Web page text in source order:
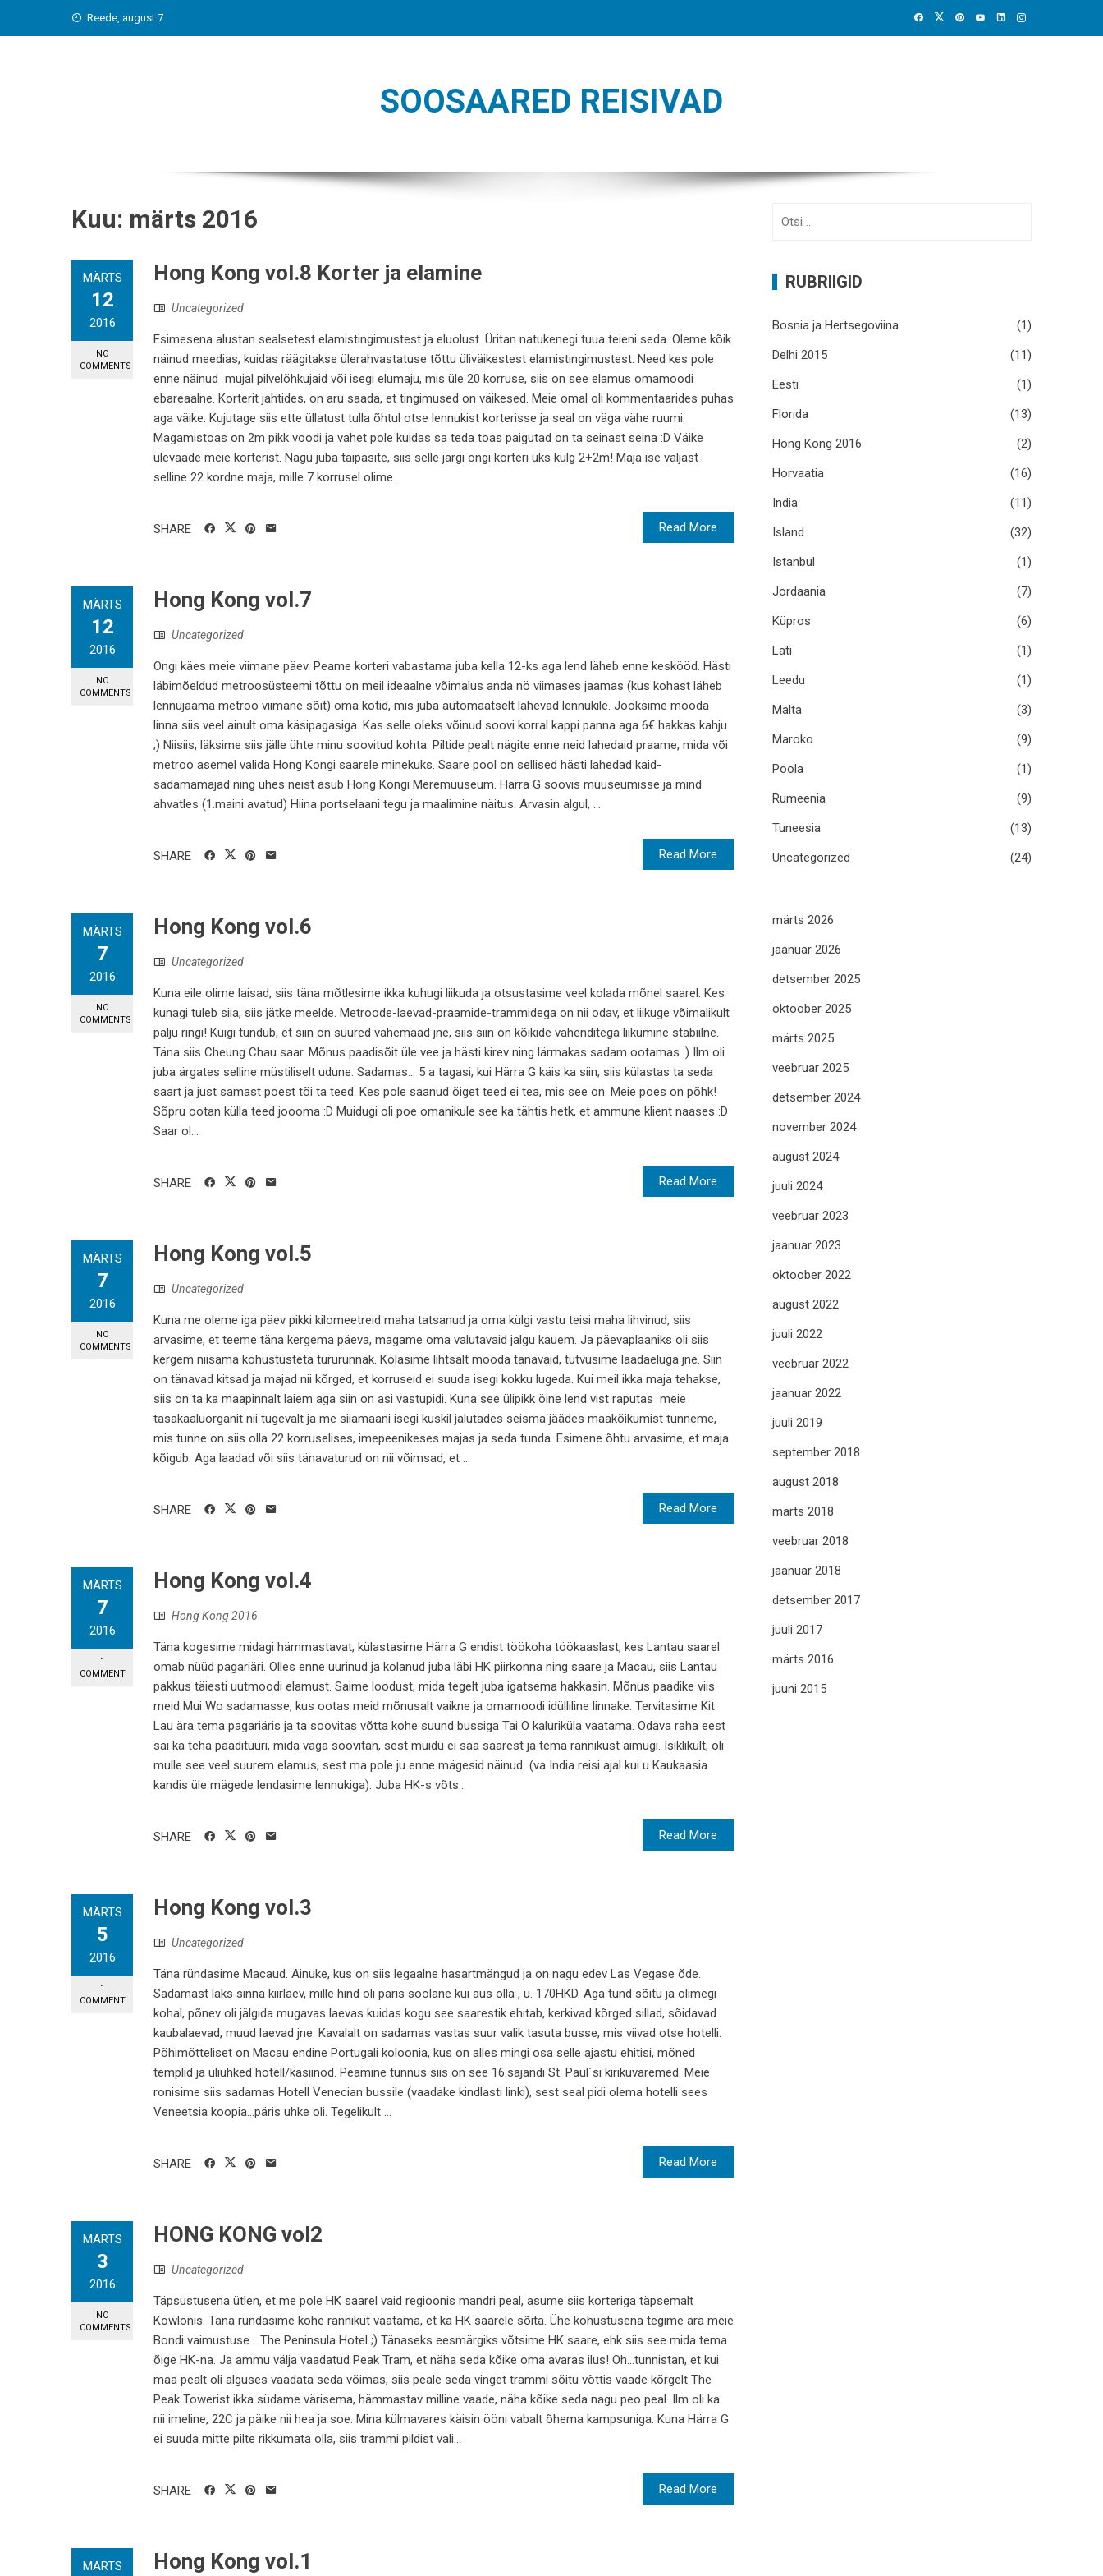
Reede, august 7
SOOSAARED REISIVAD
Kuu: märts 2016
MÄRTS
12
2016
NO
COMMENTS
Hong Kong vol.8 Korter ja elamine
Uncategorized
Esimesena alustan sealsetest elamistingimustest ja eluolust. Üritan natukenegi tuua teieni seda. Oleme kõik
näinud meedias, kuidas räägitakse ülerahvastatuse tõttu üliväikestest elamistingimustest. Need kes pole
enne näinud mujal pilvelõhkujaid või isegi elumaju, mis üle 20 korruse, siis on see elamus omamoodi
ebareaalne. Korterit jahtides, on aru saada, et tingimused on väikesed. Meie omal oli kommentaarides puhas
aga väike. Kujutage siis ette üllatust tulla õhtul otse lennukist korterisse ja seal on väga vähe ruumi.
Magamistoas on 2m pikk voodi ja vahet pole kuidas sa teda toas paigutad on ta seinast seina :D Väike
ülevaade meie korterist. Nagu juba taipasite, siis selle järgi ongi korteri üks külg 2+2m! Maja ise väljast
selline 22 kordne maja, mille 7 korrusel olime...
Read More
SHARE
MÄRTS
12
2016
NO
COMMENTS
Hong Kong vol.7
Uncategorized
Ongi käes meie viimane päev. Peame korteri vabastama juba kella 12-ks aga lend läheb enne keskööd. Hästi
läbimõeldud metroosüsteemi tõttu on meil ideaalne võimalus anda nö viimases jaamas (kus kohast läheb
lennujaama metroo viimane sõit) oma kotid, mis juba automaatselt lähevad lennukile. Jooksime mööda
linna siis veel ainult oma käsipagasiga. Kas selle oleks võinud soovi korral kappi panna aga 6€ hakkas kahju
;) Niisiis, läksime siis jälle ühte minu soovitud kohta. Piltide pealt nägite enne neid lahedaid praame, mida või
metroo asemel valida Hong Kongi saarele minekuks. Saare pool on sellised hästi lahedad kaid-
sadamamajad ning ühes neist asub Hong Kongi Meremuuseum. Härra G soovis muuseumisse ja mind
ahvatles (1.maini avatud) Hiina portselaani tegu ja maalimine näitus. Arvasin algul, ...
Read More
SHARE
MÄRTS
7
2016
NO
COMMENTS
Hong Kong vol.6
Uncategorized
Kuna eile olime laisad, siis täna mõtlesime ikka kuhugi liikuda ja otsustasime veel kolada mõnel saarel. Kes
kunagi tuleb siia, siis jätke meelde. Metroode-laevad-praamide-trammidega on nii odav, et liikuge võimalikult
palju ringi! Kuigi tundub, et siin on suured vahemaad jne, siis siin on kõikide vahenditega liikumine stabiilne.
Täna siis Cheung Chau saar. Mõnus paadisõit üle vee ja hästi kirev ning lärmakas sadam ootamas :) Ilm oli
juba ärgates selline müstiliselt udune. Sadamas... 5 a tagasi, kui Härra G käis ka siin, siis külastas ta seda
saart ja just samast poest tõi ta teed. Kes pole saanud õiget teed ei tea, mis see on. Meie poes on põhk!
Sõpru ootan külla teed joooma :D Muidugi oli poe omanikule see ka tähtis hetk, et ammune klient naases :D
Saar ol...
Read More
SHARE
MÄRTS
7
2016
NO
COMMENTS
Hong Kong vol.5
Uncategorized
Kuna me oleme iga päev pikki kilomeetreid maha tatsanud ja oma külgi vastu teisi maha lihvinud, siis
arvasime, et teeme täna kergema päeva, magame oma valutavaid jalgu kauem. Ja päevaplaaniks oli siis
kergem niisama kohustusteta tururünnak. Kolasime lihtsalt mööda tänavaid, tutvusime laadaeluga jne. Siin
on tänavad kitsad ja majad nii kõrged, et korruseid ei suuda isegi kokku lugeda. Kui meil ikka maja tehakse,
siis on ta ka maapinnalt laiem aga siin on asi vastupidi. Kuna see ülipikk öine lend vist raputas meie
tasakaaluorganit nii tugevalt ja me siiamaani isegi kuskil jalutades seisma jäädes maakõikumist tunneme,
mis tunne on siis olla 22 korruselises, imepeenikeses majas ja seda tunda. Esimene õhtu arvasime, et maja
kõigub. Aga laadad või siis tänavaturud on nii võimsad, et ...
Read More
SHARE
MÄRTS
7
2016
1
COMMENT
Hong Kong vol.4
Hong Kong 2016
Täna kogesime midagi hämmastavat, külastasime Härra G endist töökoha töökaaslast, kes Lantau saarel
omab nüüd pagariäri. Olles enne uurinud ja kolanud juba läbi HK piirkonna ning saare ja Macau, siis Lantau
pakkus täiesti uutmoodi elamust. Saime loodust, mida tegelt juba igatsema hakkasin. Mõnus paadike viis
meid Mui Wo sadamasse, kus ootas meid mõnusalt vaikne ja omamoodi idülliline linnake. Tervitasime Kit
Lau ära tema pagariäris ja ta soovitas võtta kohe suund bussiga Tai O kaluriküla vaatama. Odava raha eest
sai ka teha paadituuri, mida väga soovitan, sest muidu ei saa saarest ja tema rannikust aimugi. Isiklikult, oli
mulle see veel suurem elamus, sest ma pole ju enne mägesid näinud (va India reisi ajal kui u Kaukaasia
kandis üle mägede lendasime lennukiga). Juba HK-s võts...
Read More
SHARE
MÄRTS
5
2016
1
COMMENT
Hong Kong vol.3
Uncategorized
Täna ründasime Macaud. Ainuke, kus on siis legaalne hasartmängud ja on nagu edev Las Vegase õde.
Sadamast läks sinna kiirlaev, mille hind oli päris soolane kui aus olla , u. 170HKD. Aga tund sõitu ja olimegi
kohal, põnev oli jälgida mugavas laevas kuidas kogu see saarestik ehitab, kerkivad kõrged sillad, sõidavad
kaubalaevad, muud laevad jne. Kavalalt on sadamas vastas suur valik tasuta busse, mis viivad otse hotelli.
Põhimõtteliset on Macau endine Portugali koloonia, kus on alles mingi osa selle ajastu ehitisi, mõned
templid ja üliuhked hotell/kasiinod. Peamine tunnus siis on see 16.sajandi St. Paul´si kirikuvaremed. Meie
ronisime siis sadamas Hotell Venecian bussile (vaadake kindlasti linki), sest seal pidi olema hotelli sees
Veneetsia koopia...päris uhke oli. Tegelikult ...
Read More
SHARE
MÄRTS
3
2016
NO
COMMENTS
HONG KONG vol2
Uncategorized
Täpsustusena ütlen, et me pole HK saarel vaid regioonis mandri peal, asume siis korteriga täpsemalt
Kowlonis. Täna ründasime kohe rannikut vaatama, et ka HK saarele sõita. Ühe kohustusena tegime ära meie
Bondi vaimustuse ...The Peninsula Hotel ;) Tänaseks eesmärgiks võtsime HK saare, ehk siis see mida tema
õige HK-na. Ja ammu välja vaadatud Peak Tram, et näha seda kõike oma avaras ilus! Oh...tunnistan, et kui
maa pealt oli alguses vaadata seda võimas, siis peale seda vinget trammi sõitu võttis vaade kõrgelt The
Peak Towerist ikka südame värisema, hämmastav milline vaade, näha kõike seda nagu peo peal. Ilm oli ka
nii imeline, 22C ja päike nii hea ja soe. Mina külmavares käisin ööni vabalt õhema kampsuniga. Kuna Härra G
ei suuda mitte pilte rikkumata olla, siis trammi pildist vali...
Read More
SHARE
MÄRTS Hong Kong vol.1
RUBRIIGID
Bosnia ja Hertsegoviina
(1)
Delhi 2015
(11)
Eesti
(1)
Florida
(13)
Hong Kong 2016
(2)
Horvaatia
(16)
India
(11)
Island
(32)
Istanbul
(1)
Jordaania
(7)
Küpros
(6)
Läti
(1)
Leedu
(1)
Malta
(3)
Maroko
(9)
Poola
(1)
Rumeenia
(9)
Tuneesia
(13)
Uncategorized
(24)
märts 2026
jaanuar 2026
detsember 2025
oktoober 2025
märts 2025
veebruar 2025
detsember 2024
november 2024
august 2024
juuli 2024
veebruar 2023
jaanuar 2023
oktoober 2022
august 2022
juuli 2022
veebruar 2022
jaanuar 2022
juuli 2019
september 2018
august 2018
märts 2018
veebruar 2018
jaanuar 2018
detsember 2017
juuli 2017
märts 2016
juuni 2015